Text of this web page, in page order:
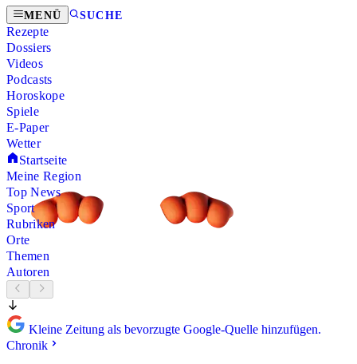
MENÜ SUCHE
Rezepte
Dossiers
Videos
Podcasts
Horoskope
Spiele
E-Paper
Wetter
Startseite
Meine Region
Top News
Sport
Rubriken
Orte
Themen
Autoren
Kleine Zeitung als bevorzugte Google-Quelle hinzufügen.
Chronik